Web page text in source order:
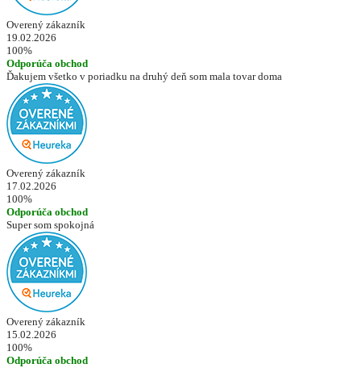
Overený zákazník
19.02.2026
100%
Odporúča obchod
Ďakujem všetko v poriadku na druhý deň som mala tovar doma
Overený zákazník
17.02.2026
100%
Odporúča obchod
Super som spokojná
Overený zákazník
15.02.2026
100%
Odporúča obchod